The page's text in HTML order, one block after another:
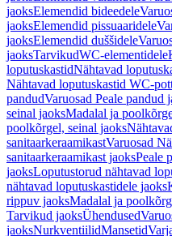
jaoksElemendid bideedele
jaoksElemendid pissuaaridele
jaoksElemendid duššidele
jaoksTarvikudWC-elementidele
loputuskastidNähtavad
Nähtavad loputuskastid WC-
pandudVaruosad Peale pandud
seinal jaoksMadalal ja
poolkõrgel, seinal jaoks
sanitaarkeraamikastVaruosad
sanitaarkeraamikast jaoksPeale
jaoksLoputustorud nähtavad
nähtavad loputuskastidele jaoks
rippuv jaoksMadalal ja
Tarvikud jaoksÜhendused
jaoksNurkventiilidMansetid